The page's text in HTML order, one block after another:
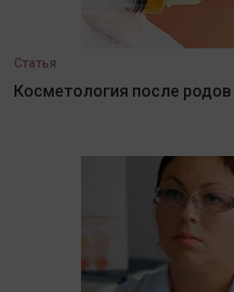
Статья
Косметология после родов